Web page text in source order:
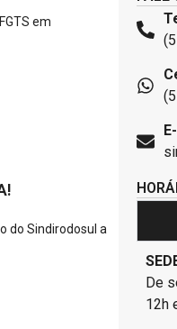
em
do Sindirodosul a
De
12h